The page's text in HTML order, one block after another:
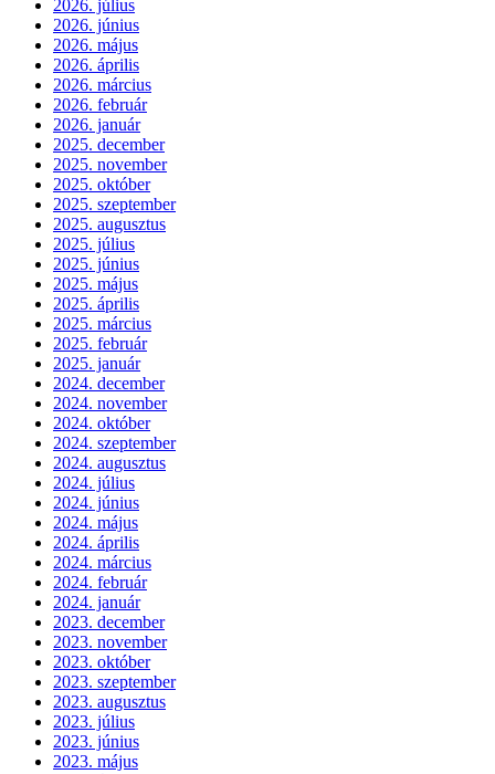
2026. július
2026. június
2026. május
2026. április
2026. március
2026. február
2026. január
2025. december
2025. november
2025. október
2025. szeptember
2025. augusztus
2025. július
2025. június
2025. május
2025. április
2025. március
2025. február
2025. január
2024. december
2024. november
2024. október
2024. szeptember
2024. augusztus
2024. július
2024. június
2024. május
2024. április
2024. március
2024. február
2024. január
2023. december
2023. november
2023. október
2023. szeptember
2023. augusztus
2023. július
2023. június
2023. május